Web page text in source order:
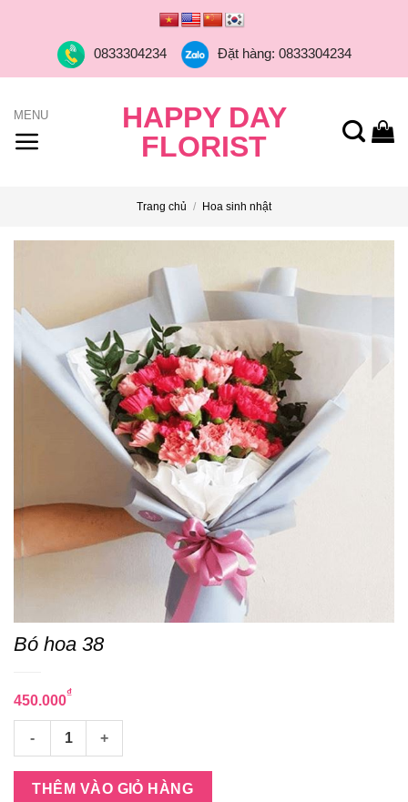
0833304234 Đặt hàng: 0833304234
HAPPY DAY
FLORIST
Trang chủ / Hoa sinh nhật
Bó hoa 38
450.000₫
Bó hoa 38 số lượng
THÊM VÀO GIỎ HÀNG